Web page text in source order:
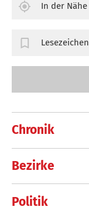
Chronik
Bezirke
Politik
In der Nähe
Lesezeichen